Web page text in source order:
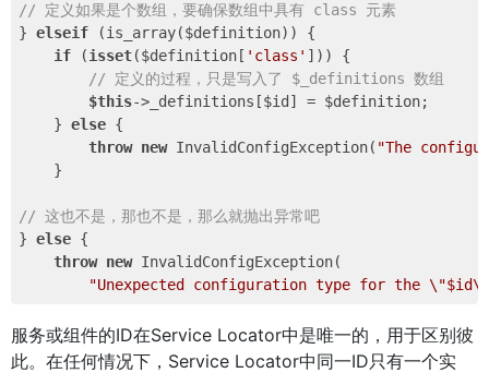
// 定义如果是个数组，要确保数组中具有 class 元素
} elseif (is_array($definition)) {
if (isset($definition[ 'class' ])) {
// 定义的过程，只是写入了 $_definitions 数组
$this->_definitions[$id] = $definition;
    }
else {
throw new InvalidConfigException( "The
    }
// 这也不是，那也不是，那么就抛出异常吧
} else {
throw new InvalidConfigException(
"Unexpected configuration type for the \"$id\"
服务或组件的ID在Service Locator中是唯一的，用于区别彼
此。在任何情况下，Service Locator中同一ID只有一个实